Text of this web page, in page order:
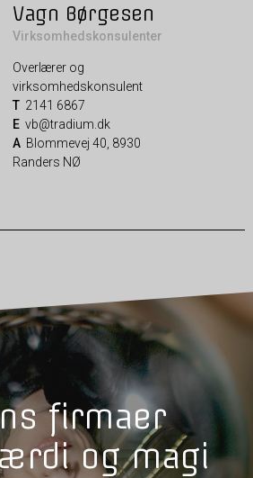
Vagn Børgesen
Virksomhedskonsulenter
Overlærer og
virksomhedskonsulent
T2141 6867
E vb@tradium.dk
ABlommevej 40, 8930
Randers NØ
firmaer
og magi